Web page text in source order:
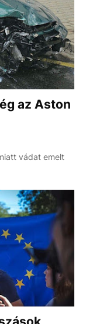
az Aston
vádat emelt